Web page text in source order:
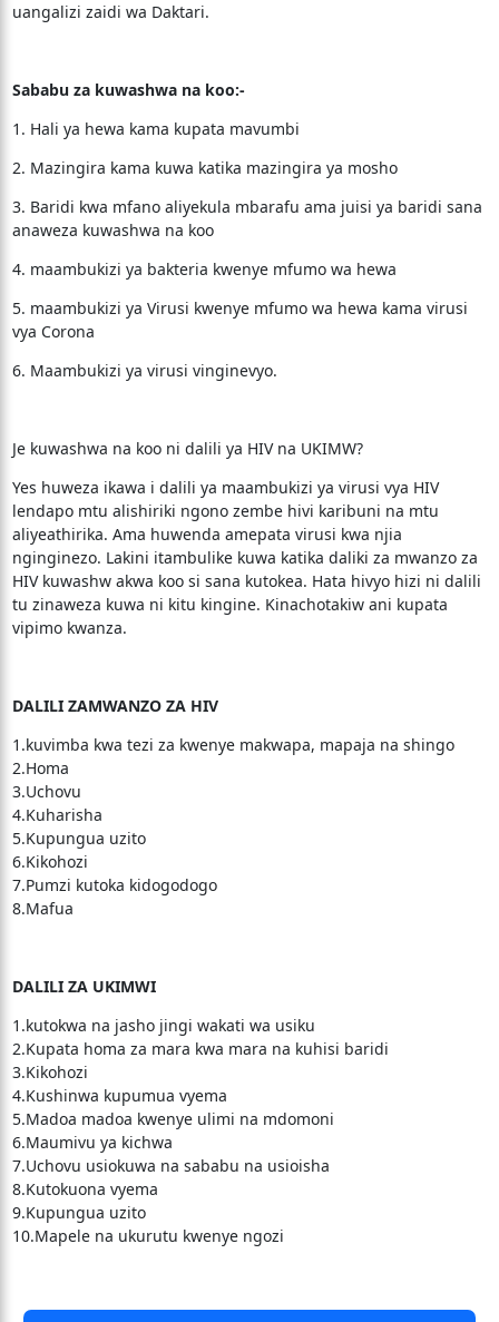
uangalizi zaidi wa Daktari.
Sababu za kuwashwa na koo:-
1. Hali ya hewa kama kupata mavumbi
2. Mazingira kama kuwa katika mazingira ya mosho
3. Baridi kwa mfano aliyekula mbarafu ama juisi ya baridi sana
anaweza kuwashwa na koo
4. maambukizi ya bakteria kwenye mfumo wa hewa
5. maambukizi ya Virusi kwenye mfumo wa hewa kama virusi
vya Corona
6. Maambukizi ya virusi vinginevyo.
Je kuwashwa na koo ni dalili ya HIV na UKIMW?
Yes huweza ikawa i dalili ya maambukizi ya virusi vya HIV
lendapo mtu alishiriki ngono zembe hivi karibuni na mtu
aliyeathirika. Ama huwenda amepata virusi kwa njia
nginginezo. Lakini itambulike kuwa katika daliki za mwanzo za
HIV kuwashw akwa koo si sana kutokea. Hata hivyo hizi ni dalili
tu zinaweza kuwa ni kitu kingine. Kinachotakiw ani kupata
vipimo kwanza.
DALILI ZAMWANZO ZA HIV
1.kuvimba kwa tezi za kwenye makwapa, mapaja na shingo
2.Homa
3.Uchovu
4.Kuharisha
5.Kupungua uzito
6.Kikohozi
7.Pumzi kutoka kidogodogo
8.Mafua
DALILI ZA UKIMWI
1.kutokwa na jasho jingi wakati wa usiku
2.Kupata homa za mara kwa mara na kuhisi baridi
3.Kikohozi
4.Kushinwa kupumua vyema
5.Madoa madoa kwenye ulimi na mdomoni
6.Maumivu ya kichwa
7.Uchovu usiokuwa na sababu na usioisha
8.Kutokuona vyema
9.Kupungua uzito
10.Mapele na ukurutu kwenye ngozi